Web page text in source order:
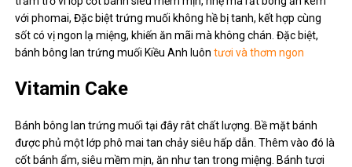
với phomai, Đặc biệt trứng muối không hề bị tanh, kết hợp cùng
sốt có vị ngon lạ miệng, khiến ăn mãi mà không chán. Đặc biệt,
bánh bông lan trứng muối Kiều Anh luôntươi và thơm ngon
Vitamin Cake
Bánh bông lan trứng muối tại đây rât chất lượng. Bề mặt bánh
được phủ một lớp phô mai tan chảy siêu hấp dẫn. Thêm vào đó là
cốt bánh ẩm, siêu mềm mịn, ăn như tan trong miệng. Bánh tươi